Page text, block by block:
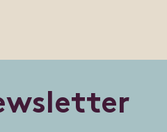
wsletter